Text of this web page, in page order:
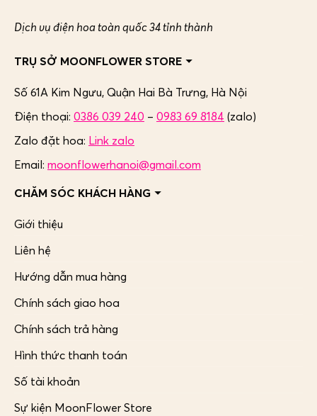
Dịch vụ điện hoa toàn quốc 34 tỉnh thành
TRỤ SỞ MOONFLOWER STORE
Số 61A Kim Ngưu, Quận Hai Bà Trưng, Hà Nội
Điện thoại: 0386 039 240 – 0983 69 8184 (zalo)
Zalo đặt hoa: Link zalo
Email: moonflowerhanoi@gmail.com
CHĂM SÓC KHÁCH HÀNG
Giới thiệu
Liên hệ
Hướng dẫn mua hàng
Chính sách giao hoa
Chính sách trả hàng
Hình thức thanh toán
Số tài khoản
Sự kiện MoonFlower Store